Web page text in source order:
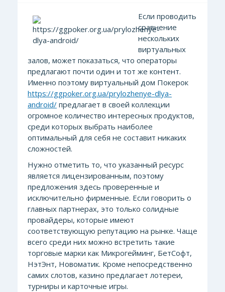
Если проводить
сравнение
нескольких
виртуальных
залов, может показаться, что операторы
предлагают почти один и тот же контент.
Именно поэтому виртуальный дом Покерок
https://ggpoker.org.ua/prylozhenye-dlya-
android/ предлагает в своей коллекции
огромное количество интересных продуктов,
среди которых выбрать наиболее
оптимальный для себя не составит никаких
сложностей.
Нужно отметить то, что указанный ресурс
является лицензированным, поэтому
предложения здесь проверенные и
исключительно фирменные. Если говорить о
главных партнерах, это только солидные
провайдеры, которые имеют
соответствующую репутацию на рынке. Чаще
всего среди них можно встретить такие
торговые марки как Микрогейминг, БетСофт,
НэтЭнт, Новоматик. Кроме непосредственно
самих слотов, казино предлагает лотереи,
турниры и карточные игры.